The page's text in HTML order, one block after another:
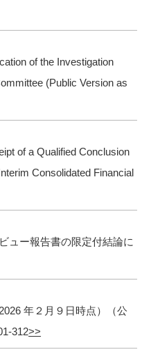
of the Investigation
(Public Version as
of a Qualified Conclusion
Consolidated Financial
ュー報告書の限定付結論に
年２月９日時点）（公
312